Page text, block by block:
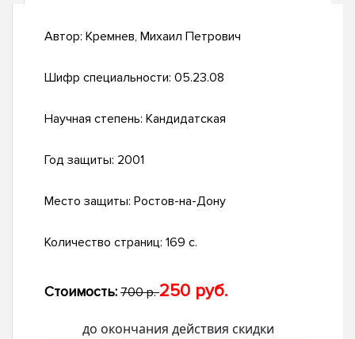
Автор: Кремнев, Михаил Петрович
Шифр специальности: 05.23.08
Научная степень: Кандидатская
Год защиты: 2001
Место защиты: Ростов-на-Дону
Количество страниц: 169 с.
Стоимость: 700 р.250 руб.
до окончания действия скидки